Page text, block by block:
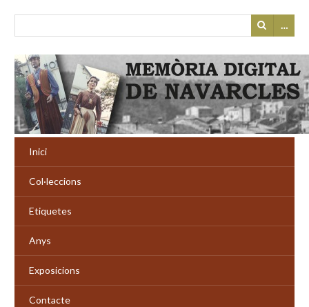
…
Inici
Col·leccions
Etiquetes
Anys
Exposicions
Contacte